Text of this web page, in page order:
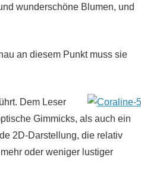
wunderschöne Blumen, und
an diesem Punkt muss sie
Dem Leser
Gimmicks, als auch ein
2D-Darstellung, die relativ
oder weniger lustiger